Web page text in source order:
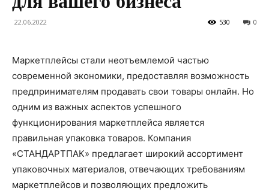
22.06.2022 0
530
Маркетплейсы стали неотъемлемой частью
современной экономики, предоставляя возможность
предпринимателям продавать свои товары онлайн. Но
одним из важных аспектов успешного
функционирования маркетплейса является
правильная упаковка товаров. Компания
«СТАНДАРТПАК» предлагает широкий ассортимент
упаковочных материалов, отвечающих требованиям
маркетплейсов и позволяющих предложить